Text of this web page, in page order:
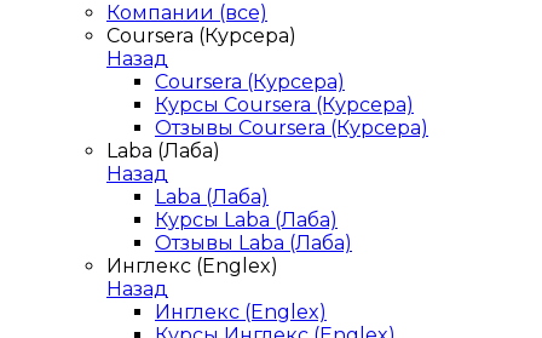
Компании (все)
Coursera (Курсера)
Назад
Coursera (Курсера)
Курсы Coursera (Курсера)
Отзывы Coursera (Курсера)
Laba (Лаба)
Назад
Laba (Лаба)
Курсы Laba (Лаба)
Отзывы Laba (Лаба)
Инглекс (Englex)
Назад
Инглекс (Englex)